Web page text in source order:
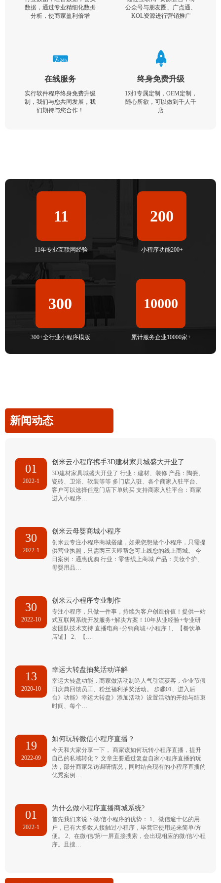
数据，通过专业精细化数据
分析，使商家盈利倍增
公众号与朋友圈、广点通、
KOL资源进行营销推广
在线服务
实行软件程序终身免费升级
制，我们与您共同发展，我
们期待与您合作！
终身免费升级
1对1专属定制，OEM定制，
随心所欲，可以做到千人千
店
11
11年专业互联网经验
200
小程序功能200+
300
300+全行业小程序模版
10000
累计服务企业10000家+
新闻动态
01
2022-1
创米云小程序携手3D建材家具城盛大开业了
3D建材家具城盛大开业了 行业：建材、装修 产品：陶瓷、
瓷砖、卫浴、软装等等 多门店入驻、各个商家入驻平台、
客户可以选择任意门店下单购买 支持商家入驻平台：商家
进入小程序…
30
2022-1
创米云母婴商城小程序
创米云专注小程序商城搭建，如果您想做个小程序，只需提
供营业执照，只需两三天即帮您可上线您的线上商城。 今
日案例：通惠优购 行业：零售线上商城 产品：美妆个护、
母婴用品…
30
2022-10
创米云小程序专业制作
专注小程序，只做一件事，持续为客户创造价值！提供一站
式互联网系统开发服务+解决方案！10年从业经验+专业研
发团队技术支持 直播电商+分销商城+小程序 1、【餐饮单
店铺】 2、【…
13
2020-10
幸运大转盘抽奖活动详解
幸运大转盘功能，商家做活动制造人气引流获客，企业节假
日庆典回馈员工、粉丝福利抽奖活动。 步骤01、进入后
台》功能》幸运大转盘》添加活动》设置活动的开始与结束
时间、每个…
19
2022-09
如何玩转微信小程序直播？
今天和大家分享一下， 商家该如何玩转小程序直播，提升
自己的私域转化？ 文章主要通过复盘自家小程序直播的玩
法，部分商家采访调研情况，同时结合现有的小程序直播的
优秀案例…
01
2022-1
为什么做小程序直播商城系统?
首先我们来说下微/信小程序的优势： 1、微信逾十亿的用
户，已有大多数人接触过小程序，毕竟它使用起来简单/方
便。 2、在微/信/第/一屏直接搜索，会出现相应的微/信/小程
序。且搜…